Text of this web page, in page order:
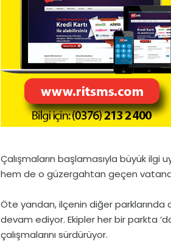
Çalışmaların başlamasıyla büyük
hem de o güzergahtan geçen
Öte yandan, ilçenin diğer
devam ediyor. Ekipler her bir parkta
çalışmalarını sürdürüyor.